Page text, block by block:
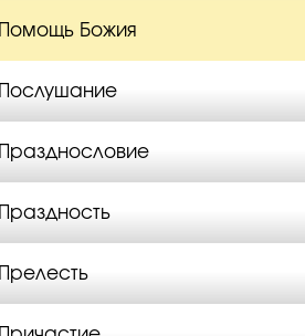
Помощь Божия
Послушание
Празднословие
Праздность
Прелесть